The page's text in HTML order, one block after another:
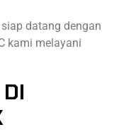
datang dengan
kami melayani